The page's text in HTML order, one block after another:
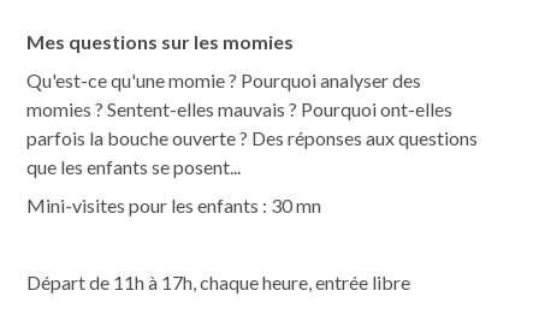
Mes questions sur les momies
Qu'est-ce qu'une momie ? Pourquoi analyser des
momies ? Sentent-elles mauvais ? Pourquoi ont-elles
parfois la bouche ouverte ? Des réponses aux questions
que les enfants se posent...
Mini-visites pour les enfants : 30 mn
Départ de 11h à 17h, chaque heure, entrée libre